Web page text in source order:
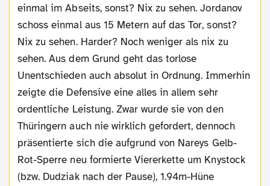
einmal im Abseits, sonst? Nix zu sehen. Jordanov
schoss einmal aus 15 Metern auf das Tor, sonst?
Nix zu sehen. Harder? Noch weniger als nix zu
sehen. Aus dem Grund geht das torlose
Unentschieden auch absolut in Ordnung. Immerhin
zeigte die Defensive eine alles in allem sehr
ordentliche Leistung. Zwar wurde sie von den
Thüringern auch nie wirklich gefordert, dennoch
präsentierte sich die aufgrund von Nareys Gelb-
Rot-Sperre neu formierte Viererkette um Knystock
(bzw. Dudziak nach der Pause), 1.94m-Hüne